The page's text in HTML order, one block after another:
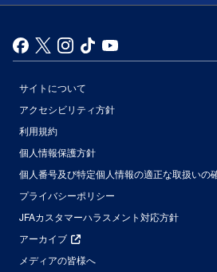
サイトについて
アクセシビリティ方針
利用規約
個人情報保護方針
個人番号及び特定個人情報の適正な取扱いの
プライバシーポリシー
JFAカスタマーハラスメント対応方針
アーカイブ
メディアの皆様へ